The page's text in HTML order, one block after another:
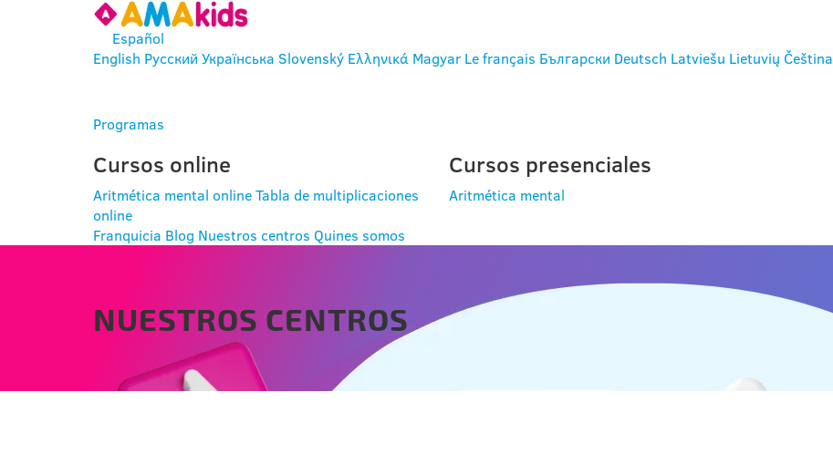
Español
English Русский Українська Slovenský Ελληνικά Magyar Le français Български Deutsch Latviešu Lietuvių Čeština
Programas
Cursos online
Aritmética mental onlineTabla de multiplicaciones
online
Cursos presenciales
Aritmética mental
Franquicia Blog Nuestros centros Quines somos
NUESTROS CENTROS